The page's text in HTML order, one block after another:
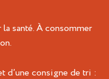
la santé. À consommer
d’une consigne de tri :